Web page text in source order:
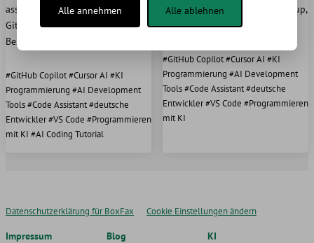
assistierte Entwicklung mit
GitHub Copilot und Cursor. Setup,
Best Practices, Vergleich und …
#GitHub Copilot #Cursor AI #KI
Programmierung #AI Development
Tools #Code Assistant #deutsche
Entwickler #VS Code #Programmieren
mit KI #AI Coding Tutorial
GitHub Copilot und Cursor. Setup,
Best Practices, Vergleich und …
#GitHub Copilot #Cursor AI #KI
Programmierung #AI Development
Tools #Code Assistant #deutsche
Entwickler #VS Code #Programmieren
mit KI
Datenschutzerklärung für BoxFax Cookie Einstellungen ändern
Impressum Blog KI
Alle annehmen Alle ablehnen